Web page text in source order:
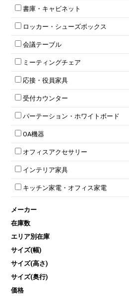
オフィスチェアその他
昇降デスク
オフィスデスクその他
両袖机
インワゴン2段
インワゴン3段
脇机
ワゴンその他
書庫・キャビネット
ハイキャビネット
ローキャビネット
両開きキャビネット
スチールキャビネット
上下連結キャビネット
軽量ラック（スチールラック）
収納家具その他
両開書庫
ラテラル書庫
ロッカー・シューズボックス
1人用ロッカー
2人用ロッカー
3人用ロッカー
4人用ロッカー
5人用ロッカー
8人用ロッカー
多人数ロッカー
ダイヤル錠ロッカー
ダイヤル錠ロッカー
ワードローブ・クローゼット
会議テーブル
スタッキングテーブル
ネスティングテーブル
幕板付テーブル
カウンターテーブル
T字脚テーブル
会議テーブルW1200～
会議テーブルW1800～
平行スタックテーブル
会議テーブルその他
ミーティングチェア
キャスター付きミーティングチェア
スタッキングミーティングチェア
テーブル付きミーティングチェア
ネスティングミーティングチェア
折りたたみミーティングチェア
ハイチェア
ミーティングチェアその他
応接・役員家具
応接セット
応接ソファ
応接チェア
応接テーブル
応接・役員家具その他
受付カウンター
ローカウンター
ラウンジカウンター
受付カウンターその他
パーテーション・ホワイトボード
パーテーション
自立タイプパーテーション
パーテーションその他
脚付ホワイトボード
壁掛けホワイトボード
ホワイトボードその他
OA機器
電話機（ビジネスフォン）
シュレッダー
プロジェクター
スクリーン
その他OA機器
オフィスアクセサリー
チェア用台車
演台・講演台・演説台
防音パネル
個室ブース
コートハンガー・ポールハンガー
傘立て
食器棚・キッチンキャビネット
カタログスタンド
オフィスアクセサリーその他
インテリア家具
モールドチェア
ダイニングチェア
カウンターテーブル
センターテーブル・サイドテーブル
ベンチ・スツール
ソファ
シェルフ
ダストボックス（ゴミ箱）
インテリア家具その他
キッチン家電・オフィス家電
冷蔵庫・洗濯機
空気清浄機・加湿器
液晶テレビ・モニター類
エアコン
掃除機
季節家電
メーカー
在庫数
エリア別在庫
サイズ(幅)
サイズ(高さ)
サイズ(奥行)
価格